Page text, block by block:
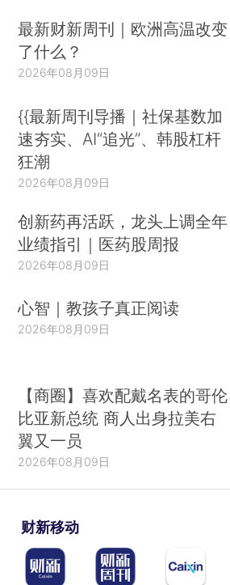
最新财新周刊｜欧洲高温改变
了什么？
2026年08月09日
{{最新周刊导播｜社保基数加
速夯实、AI“追光”、韩股杠杆
狂潮
2026年08月09日
创新药再活跃，龙头上调全年
业绩指引｜医药股周报
2026年08月09日
心智｜教孩子真正阅读
2026年08月09日
【商圈】喜欢配戴名表的哥伦
比亚新总统 商人出身拉美右
翼又一员
2026年08月09日
财新移动